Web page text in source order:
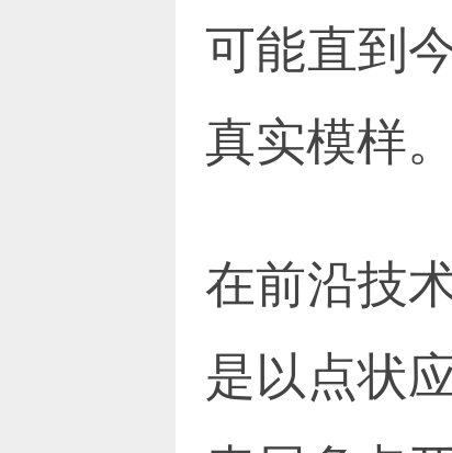
可能直到
真实模样。
在前沿技
是以点状